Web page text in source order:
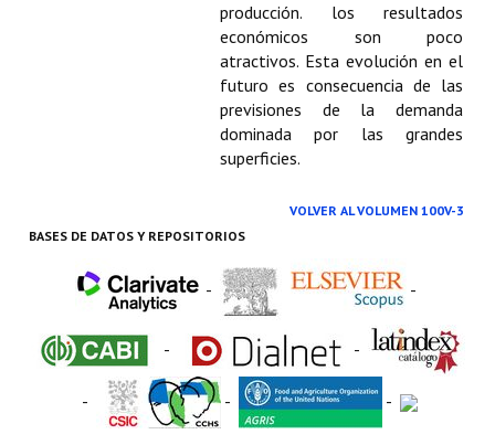
producción. los resultados
económicos son poco
atractivos. Esta evolución en el
futuro es consecuencia de las
previsiones de la demanda
dominada por las grandes
superficies.
VOLVER AL VOLUMEN 100V-3
BASES DE DATOS Y REPOSITORIOS
- -
- -
- - -